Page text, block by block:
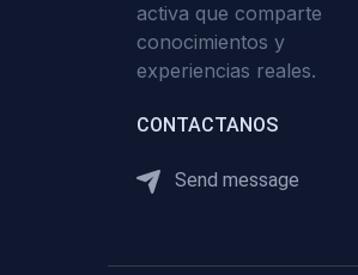
activa que comparte
conocimientos y
experiencias reales.
CONTACTANOS
Send message